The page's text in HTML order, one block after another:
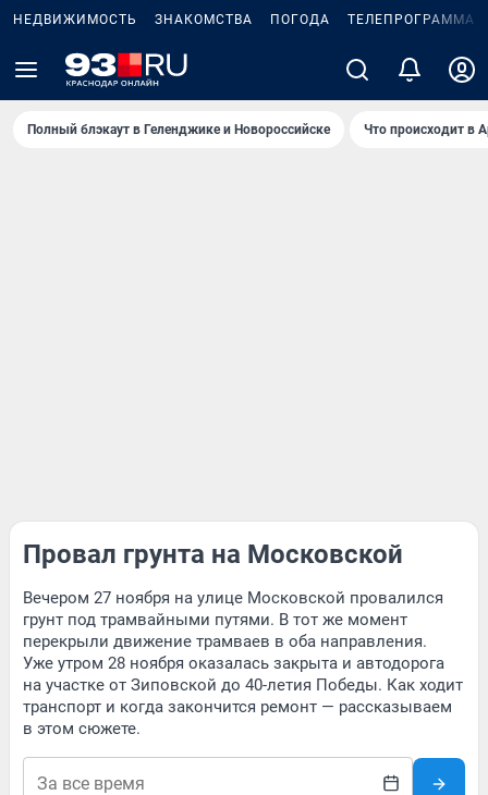
НЕДВИЖИМОСТЬ ЗНАКОМСТВА ПОГОДА ТЕЛЕПРОГРАММА
Полный блэкаут в Геленджике и Новороссийске Что происходит в
Провал грунта на Московской
Вечером 27 ноября на улице Московской провалился
грунт под трамвайными путями. В тот же момент
перекрыли движение трамваев в оба направления.
Уже утром 28 ноября оказалась закрыта и автодорога
на участке от Зиповской до 40-летия Победы. Как ходит
транспорт и когда закончится ремонт — рассказываем
в этом сюжете.